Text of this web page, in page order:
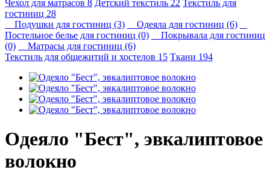
Чехол для матрасов 8 Детский текстиль 22 Текстиль для
гостиниц 28
Подушки для гостиниц (3)
Одеяла для гостиниц (6)
Постельное белье для гостиниц (0)
Покрывала для гостиниц
(0)
Матрасы для гостиниц (6)
Текстиль для общежитий и хостелов 15 Ткани 194
Одеяло "Бест", эвкалиптовое
волокно